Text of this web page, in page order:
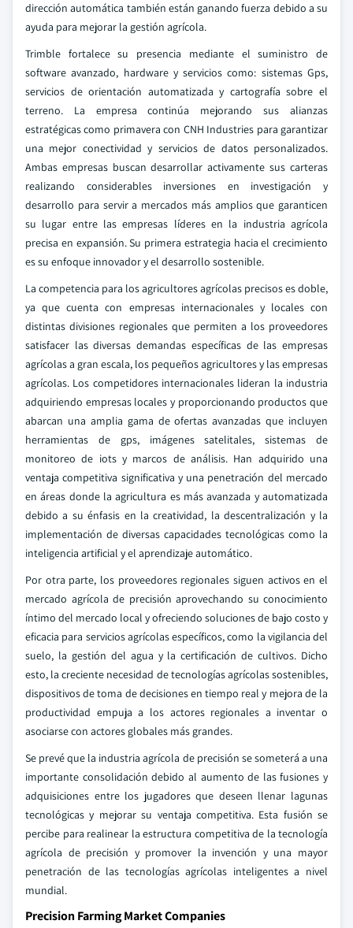
dirección automática también están ganando fuerza debido a su
ayuda para mejorar la gestión agrícola.
Trimble fortalece su presencia mediante el suministro de
software avanzado, hardware y servicios como: sistemas Gps,
servicios de orientación automatizada y cartografía sobre el
terreno. La empresa continúa mejorando sus alianzas
estratégicas como primavera con CNH Industries para garantizar
una mejor conectividad y servicios de datos personalizados.
Ambas empresas buscan desarrollar activamente sus carteras
realizando considerables inversiones en investigación y
desarrollo para servir a mercados más amplios que garanticen
su lugar entre las empresas líderes en la industria agrícola
precisa en expansión. Su primera estrategia hacia el crecimiento
es su enfoque innovador y el desarrollo sostenible.
La competencia para los agricultores agrícolas precisos es doble,
ya que cuenta con empresas internacionales y locales con
distintas divisiones regionales que permiten a los proveedores
satisfacer las diversas demandas específicas de las empresas
agrícolas a gran escala, los pequeños agricultores y las empresas
agrícolas. Los competidores internacionales lideran la industria
adquiriendo empresas locales y proporcionando productos que
abarcan una amplia gama de ofertas avanzadas que incluyen
herramientas de gps, imágenes satelitales, sistemas de
monitoreo de iots y marcos de análisis. Han adquirido una
ventaja competitiva significativa y una penetración del mercado
en áreas donde la agricultura es más avanzada y automatizada
debido a su énfasis en la creatividad, la descentralización y la
implementación de diversas capacidades tecnológicas como la
inteligencia artificial y el aprendizaje automático.
Por otra parte, los proveedores regionales siguen activos en el
mercado agrícola de precisión aprovechando su conocimiento
íntimo del mercado local y ofreciendo soluciones de bajo costo y
eficacia para servicios agrícolas específicos, como la vigilancia del
suelo, la gestión del agua y la certificación de cultivos. Dicho
esto, la creciente necesidad de tecnologías agrícolas sostenibles,
dispositivos de toma de decisiones en tiempo real y mejora de la
productividad empuja a los actores regionales a inventar o
asociarse con actores globales más grandes.
Se prevé que la industria agrícola de precisión se someterá a una
importante consolidación debido al aumento de las fusiones y
adquisiciones entre los jugadores que deseen llenar lagunas
tecnológicas y mejorar su ventaja competitiva. Esta fusión se
percibe para realinear la estructura competitiva de la tecnología
agrícola de precisión y promover la invención y una mayor
penetración de las tecnologías agrícolas inteligentes a nivel
mundial.
Precision Farming Market Companies